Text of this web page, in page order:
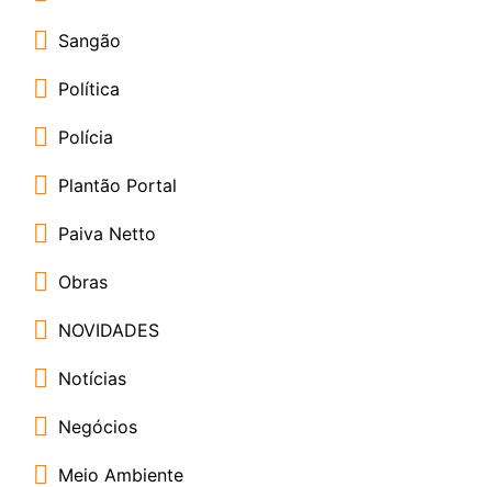
Sangão
Política
Polícia
Plantão Portal
Paiva Netto
Obras
NOVIDADES
Notícias
Negócios
Meio Ambiente